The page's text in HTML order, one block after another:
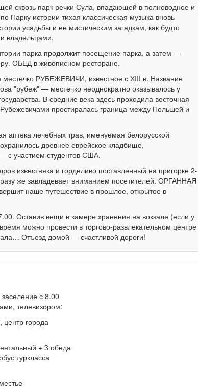
сквозь парк речки Сула, впадающей в полноводное и
Парку истории тихая классическая музыка вновь
усадьбы и ее мистическим загадкам, как будто
владельцами.
парка продолжит посещение парка, а затем —
ОБЕД в живописном ресторане.
РУБЕЖЕВИЧИ, известное с ХIII в. Название
"рубеж" — местечко неоднократно оказывалось у
В средние века здесь проходила восточная
простиралась граница между Польшей и
аптека лечебных трав, именуемая белорусской
древнее еврейское кладбище,
с участием студентов США.
известняка и горделиво поставленный на пригорке 2-
же завладевает вниманием посетителей. ОРГАННАЯ
наше путешествие в прошлое, открытое в
Оставив вещи в камере хранения на вокзале (если у
можно провести в торгово-развлекательном центре
Отъезд домой — счастливой дороги!
с 8.00
телевизором:
центр города
+ 3 обеда
туркласса